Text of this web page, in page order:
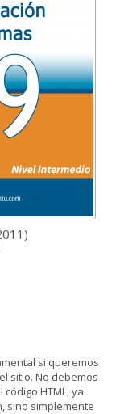
)
si queremos
sitio. No debemos
HTML, ya
sino simplemente